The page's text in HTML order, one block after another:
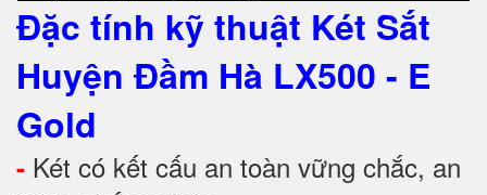
Đặc tính kỹ thuật Két Sắt
Huyện Đầm Hà LX500 - E
Gold
- Két có kết cấu an toàn vững chắc, an